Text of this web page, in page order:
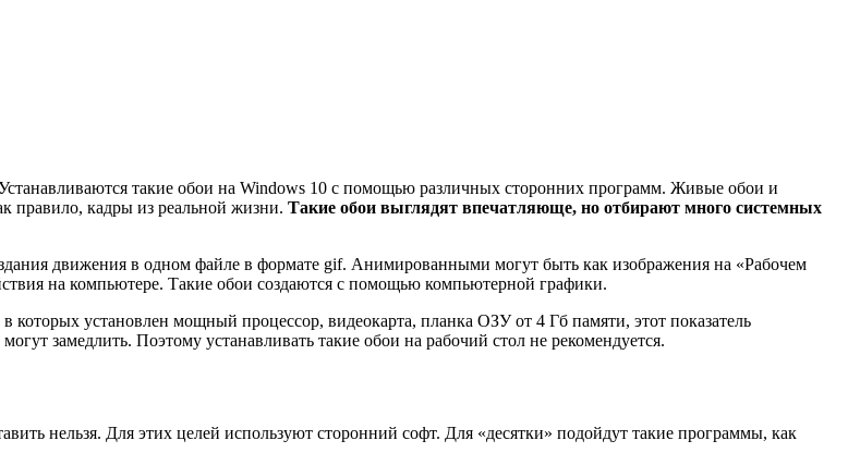
такие обои на Windows 10 с помощью различных сторонних программ. Живые обои и
правило, кадры из реальной жизни. Такие обои выглядят впечатляюще, но отбирают много системных
движения в одном файле в формате gif. Анимированными могут быть как изображения на «Рабочем
на компьютере. Такие обои создаются с помощью компьютерной графики.
установлен мощный процессор, видеокарта, планка ОЗУ от 4 Гб памяти, этот показатель
замедлить. Поэтому устанавливать такие обои на рабочий стол не рекомендуется.
нельзя. Для этих целей используют сторонний софт. Для «десятки» подойдут такие программы, как